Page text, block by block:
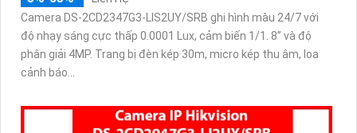
Camera DS-2CD2347G3-LIS2UY/SRB ghi hình màu 24/7 với
độ nhạy sáng cực thấp 0.0001 Lux, cảm biến 1/1. 8” và độ
phân giải 4MP. Trang bị đèn kép 30m, micro kép thu âm, loa
cảnh báo...